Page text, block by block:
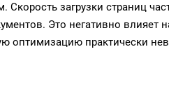
загрузки страниц
Это негативно влияет
оптимизацию практически